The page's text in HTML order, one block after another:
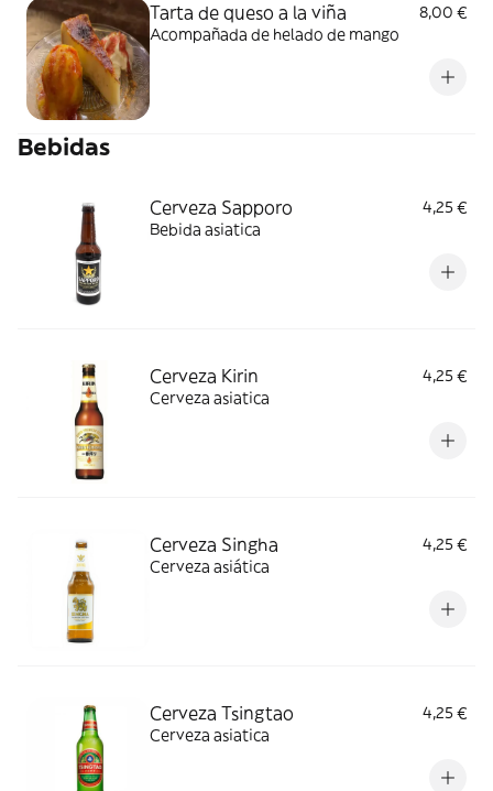
Tarta de queso a la viña
8,00 €
Acompañada de helado de mango
Bebidas
Cerveza Sapporo
4,25 €
Bebida asiatica
Cerveza Kirin
4,25 €
Cerveza asiatica
Cerveza Singha
4,25 €
Cerveza asiática
Cerveza Tsingtao
4,25 €
Cerveza asiatica